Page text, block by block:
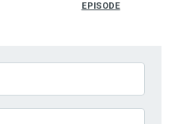
EPISODE